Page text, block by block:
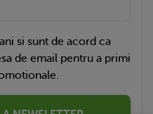
si sunt de acord ca
de email pentru a primi